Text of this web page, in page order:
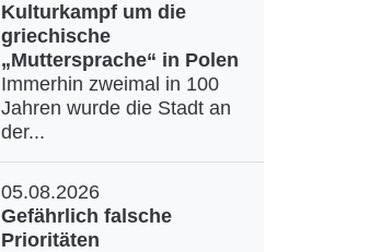
Kulturkampf um die
griechische
„Muttersprache“ in Polen
Immerhin zweimal in 100
Jahren wurde die Stadt an
der...
05.08.2026
Gefährlich falsche
Prioritäten